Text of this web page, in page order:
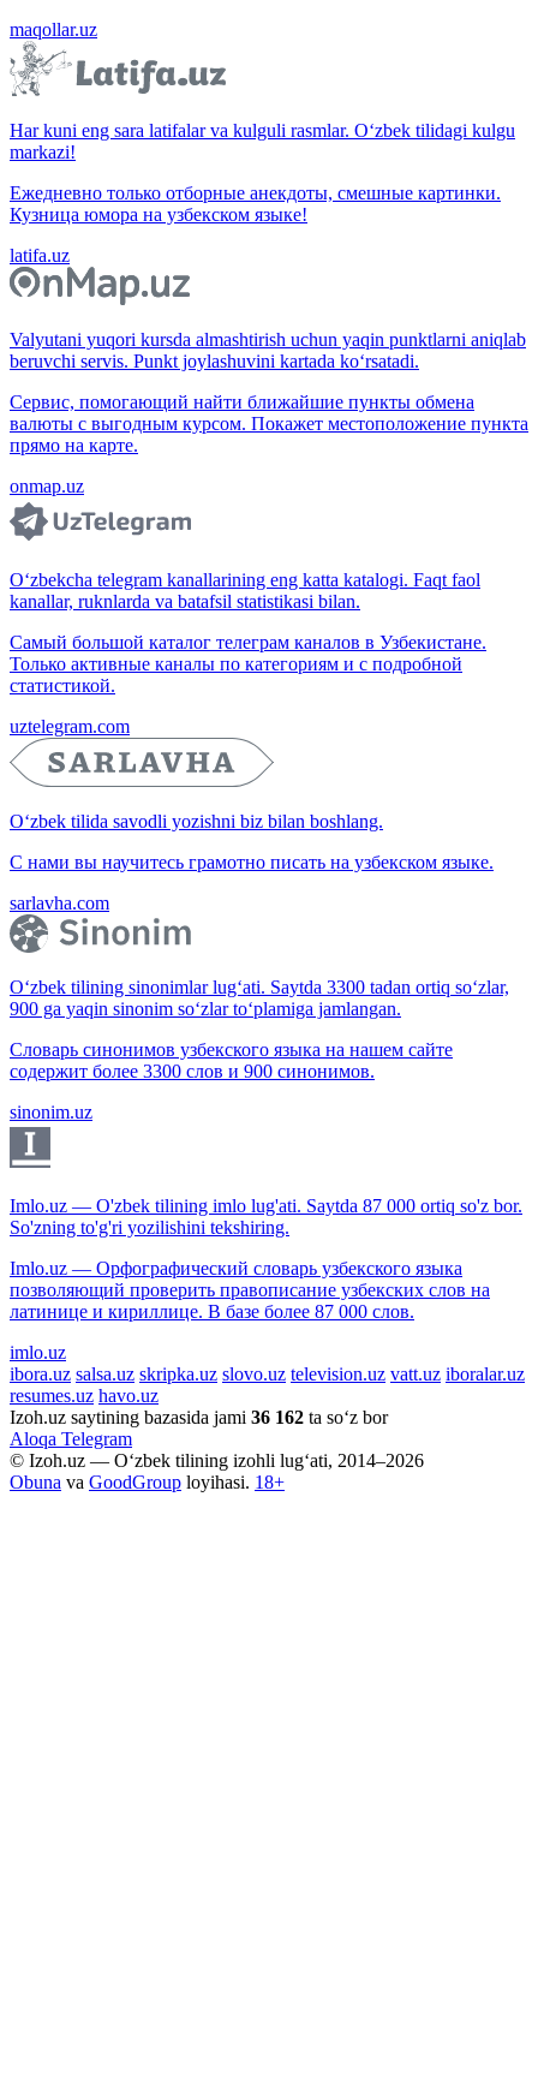
maqollar.uz
Har kuni eng sara latifalar va kulguli rasmlar. O‘zbek tilidagi kulgu
markazi!
Ежедневно только отборные анекдоты, смешные картинки.
Кузница юмора на узбекском языке!
latifa.uz
Valyutani yuqori kursda almashtirish uchun yaqin punktlarni aniqlab
beruvchi servis. Punkt joylashuvini kartada ko‘rsatadi.
Сервис, помогающий найти ближайшие пункты обмена
валюты с выгодным курсом. Покажет местоположение пункта
прямо на карте.
onmap.uz
O‘zbekcha telegram kanallarining eng katta katalogi. Faqt faol
kanallar, ruknlarda va batafsil statistikasi bilan.
Самый большой каталог телеграм каналов в Узбекистане.
Только активные каналы по категориям и с подробной
статистикой.
uztelegram.com
O‘zbek tilida savodli yozishni biz bilan boshlang.
С нами вы научитесь грамотно писать на узбекском языке.
sarlavha.com
O‘zbek tilining sinonimlar lug‘ati. Saytda 3300 tadan ortiq so‘zlar,
900 ga yaqin sinonim so‘zlar to‘plamiga jamlangan.
Словарь синонимов узбекского языка на нашем сайте
содержит более 3300 слов и 900 синонимов.
sinonim.uz
Imlo.uz — O'zbek tilining imlo lug'ati. Saytda 87 000 ortiq so'z bor.
So'zning to'g'ri yozilishini tekshiring.
Imlo.uz — Орфографический словарь узбекского языка
позволяющий проверить правописание узбекских слов на
латинице и кириллице. В базе более 87 000 слов.
imlo.uz
ibora.uz salsa.uz skripka.uz slovo.uz television.uz vatt.uz iboralar.uz
resumes.uz havo.uz
Izoh.uz saytining bazasida jami 36 162 ta so‘z bor
Aloqa Telegram
© Izoh.uz — O‘zbek tilining izohli lug‘ati, 2014–2026
Obuna va GoodGroup loyihasi. 18+